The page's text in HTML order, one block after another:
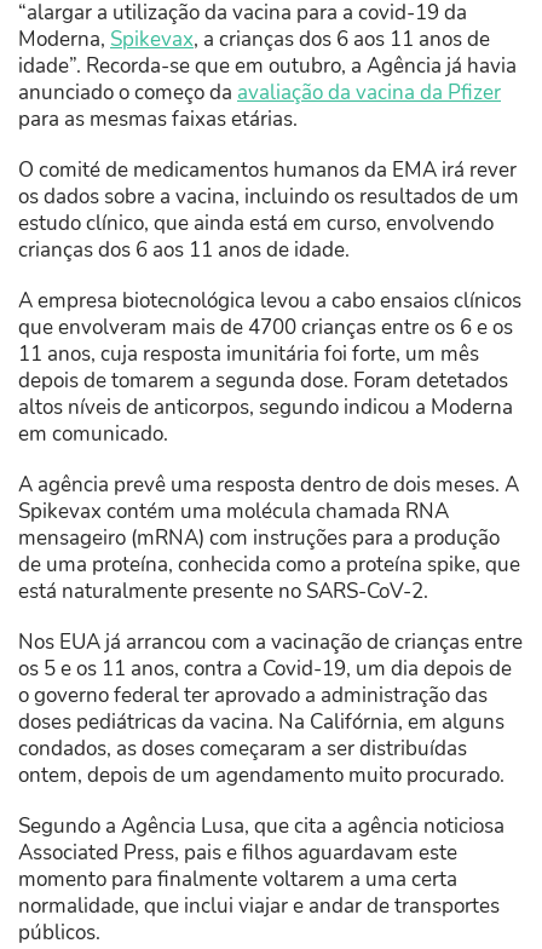
“alargar a utilização da vacina para a covid-19 da
Moderna, Spikevax, a crianças dos 6 aos 11 anos de
idade”. Recorda-se que em outubro, a Agência já havia
anunciado o começo da avaliação da vacina da Pfizer
para as mesmas faixas etárias.
O comité de medicamentos humanos da EMA irá rever
os dados sobre a vacina, incluindo os resultados de um
estudo clínico, que ainda está em curso, envolvendo
crianças dos 6 aos 11 anos de idade.
A empresa biotecnológica levou a cabo ensaios clínicos
que envolveram mais de 4700 crianças entre os 6 e os
11 anos, cuja resposta imunitária foi forte, um mês
depois de tomarem a segunda dose. Foram detetados
altos níveis de anticorpos, segundo indicou a Moderna
em comunicado.
A agência prevê uma resposta dentro de dois meses. A
Spikevax contém uma molécula chamada RNA
mensageiro (mRNA) com instruções para a produção
de uma proteína, conhecida como a proteína spike, que
está naturalmente presente no SARS-CoV-2.
Nos EUA já arrancou com a vacinação de crianças entre
os 5 e os 11 anos, contra a Covid-19, um dia depois de
o governo federal ter aprovado a administração das
doses pediátricas da vacina. Na Califórnia, em alguns
condados, as doses começaram a ser distribuídas
ontem, depois de um agendamento muito procurado.
Segundo a Agência Lusa, que cita a agência noticiosa
Associated Press, pais e filhos aguardavam este
momento para finalmente voltarem a uma certa
normalidade, que inclui viajar e andar de transportes
públicos.